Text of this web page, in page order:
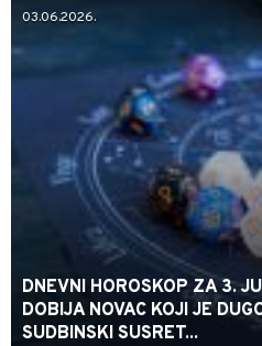
03.06.2026.
DNEVNI HOROSKOP ZA 3.
DOBIJA NOVAC KOJI JE
SUDBINSKI SUSRET...